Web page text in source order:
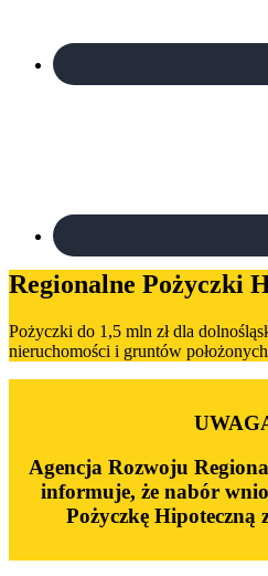
Regionalne Pożyczki
Pożyczki do 1,5 mln zł dla
nieruchomości i gruntów
Agencja Rozwoju
informuje, że nabór
Pożyczkę Hipoteczną